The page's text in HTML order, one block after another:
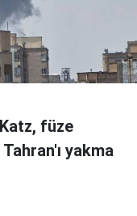
füze
yakma